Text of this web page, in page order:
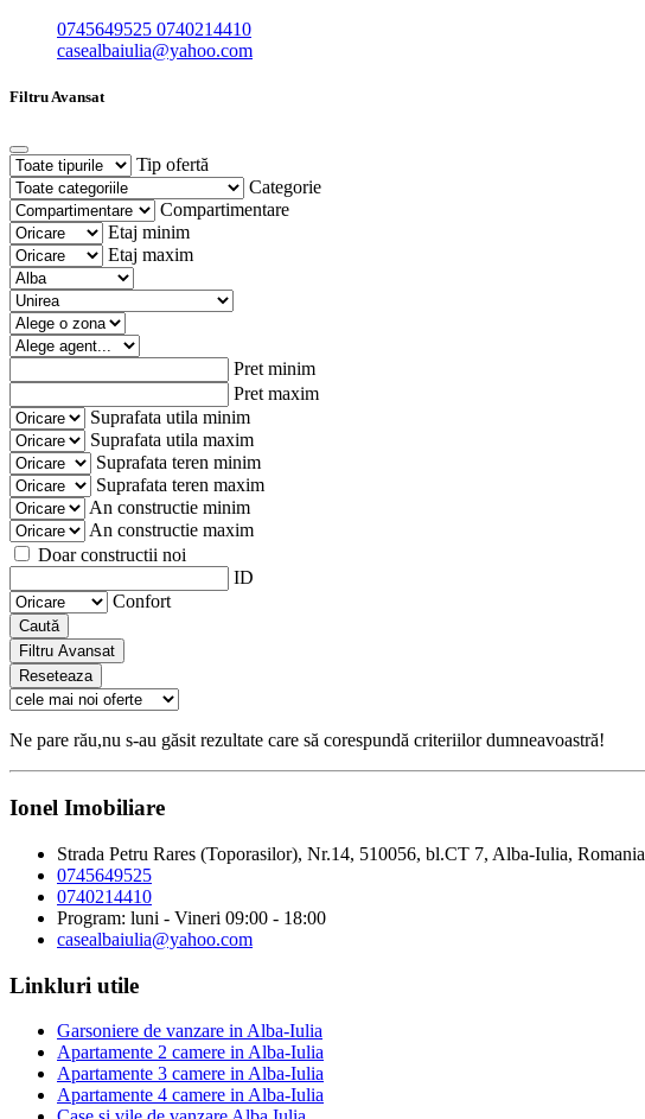
0745649525 0740214410
casealbaiulia@yahoo.com
Filtru Avansat
Tip ofertă
Categorie
Compartimentare
Etaj minim
Etaj maxim
Pret minim
Pret maxim
Suprafata utila minim
Suprafata utila maxim
Suprafata teren minim
Suprafata teren maxim
An constructie minim
An constructie maxim
Doar constructii noi
ID
Confort
Caută
Filtru Avansat
Reseteaza
Ne pare rău,nu s-au găsit rezultate care să corespundă criteriilor dumneavoastră!
Ionel Imobiliare
Strada Petru Rares (Toporasilor), Nr.14, 510056, bl.CT 7, Alba-Iulia, Romania
0745649525
0740214410
Program: luni - Vineri 09:00 - 18:00
casealbaiulia@yahoo.com
Linkluri utile
Garsoniere de vanzare in Alba-Iulia
Apartamente 2 camere in Alba-Iulia
Apartamente 3 camere in Alba-Iulia
Apartamente 4 camere in Alba-Iulia